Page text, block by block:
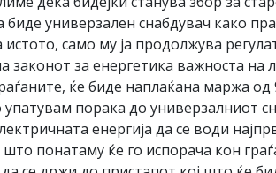
универзален снабдувач како
истото, само му ја продолжува
законот за енергетика важноста
ќе биде наплаќана маржа
порака до универзалниот
енергија да се води
понатаму ќе го испорача кон